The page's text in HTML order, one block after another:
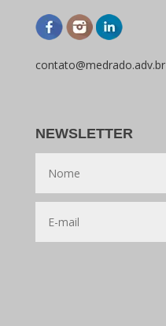
contato@medrado.adv.br
NEWSLETTER